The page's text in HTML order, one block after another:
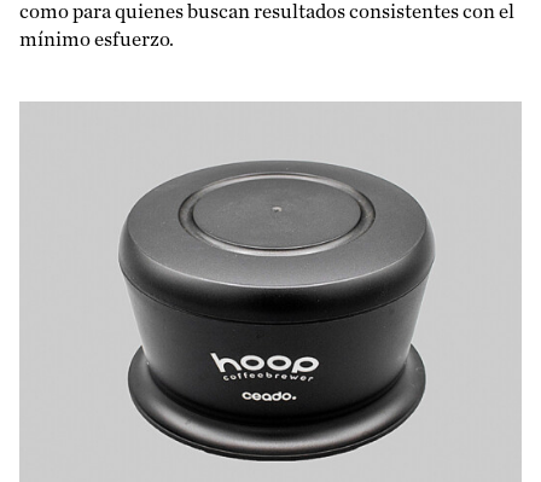
como para quienes buscan resultados consistentes con el
mínimo esfuerzo.